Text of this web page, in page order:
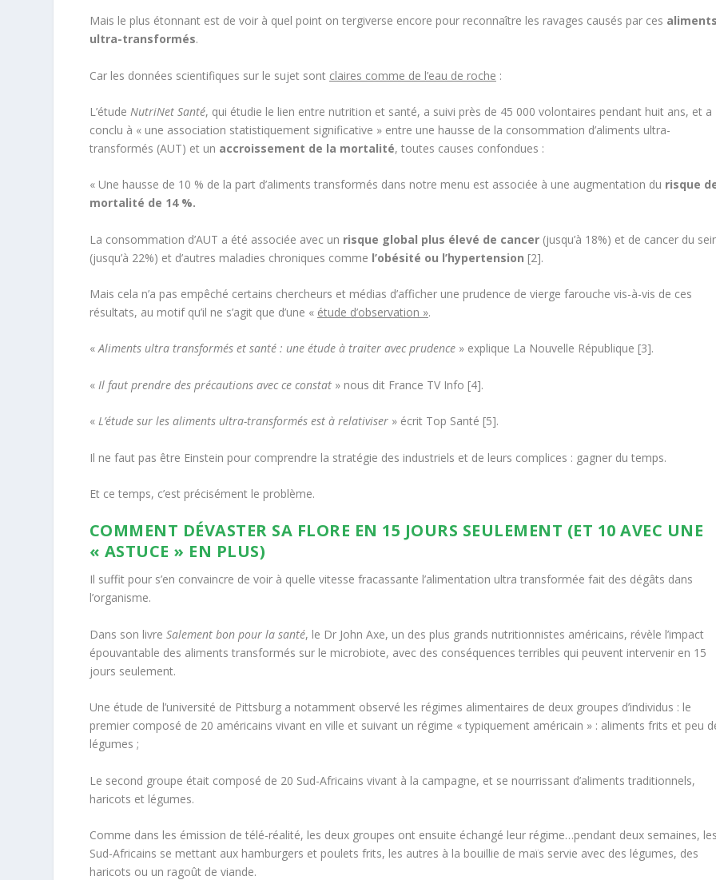
Mais le plus étonnant est de voir à quel point on tergiverse encore pour reconnaître les ravages causés par ces aliments
ultra-transformés.
Car les données scientifiques sur le sujet sont claires comme de l’eau de roche :
L’étude NutriNet Santé, qui étudie le lien entre nutrition et santé, a suivi près de 45 000 volontaires pendant huit ans, et a
conclu à « une association statistiquement significative » entre une hausse de la consommation d’aliments ultra-
transformés (AUT) et un accroissement de la mortalité, toutes causes confondues :
« Une hausse de 10 % de la part d’aliments transformés dans notre menu est associée à une augmentation du risque
mortalité de 14 %.
La consommation d’AUT a été associée avec un risque global plus élevé de cancer(jusqu’à 18%) et de cancer du
(jusqu’à 22%) et d’autres maladies chroniques comme l’obésité ou l’hypertension [2].
Mais cela n’a pas empêché certains chercheurs et médias d’afficher une prudence de vierge farouche vis-à-vis de ces
résultats, au motif qu’il ne s’agit que d’une « étude d’observation ».
«Aliments ultra transformés et santé : une étude à traiter avec prudence» explique La Nouvelle République [3].
« Il faut prendre des précautions avec ce constat» nous dit France TV Info [4].
« L’étude sur les aliments ultra-transformés est à relativiser » écrit Top Santé [5].
Il ne faut pas être Einstein pour comprendre la stratégie des industriels et de leurs complices : gagner du temps.
Et ce temps, c’est précisément le problème.
COMMENT DÉVASTER SA FLORE EN 15 JOURS SEULEMENT (ET 10 AVEC UNE
« ASTUCE » EN PLUS)
Il suffit pour s’en convaincre de voir à quelle vitesse fracassante l’alimentation ultra transformée fait des dégâts dans
l’organisme.
Dans son livre Salement bon pour la santé, le Dr John Axe, un des plus grands nutritionnistes américains, révèle l’impact
épouvantable des aliments transformés sur le microbiote, avec des conséquences terribles qui peuvent intervenir en 15
jours seulement.
Une étude de l’université de Pittsburg a notamment observé les régimes alimentaires de deux groupes d’individus : le
premier composé de 20 américains vivant en ville et suivant un régime « typiquement américain » : aliments frits et peu
légumes ;
Le second groupe était composé de 20 Sud-Africains vivant à la campagne, et se nourrissant d’aliments traditionnels,
haricots et légumes.
Comme dans les émission de télé-réalité, les deux groupes ont ensuite échangé leur régime…pendant deux semaines, les
Sud-Africains se mettant aux hamburgers et poulets frits, les autres à la bouillie de maïs servie avec des légumes, des
haricots ou un ragoût de viande.